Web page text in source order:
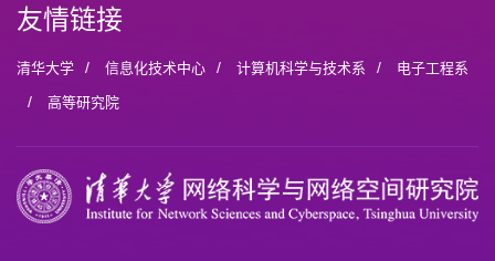
友情链接
清华大学 / 信息化技术中心 / 计算机科学与技术系 / 电子工程系
/ 高等研究院